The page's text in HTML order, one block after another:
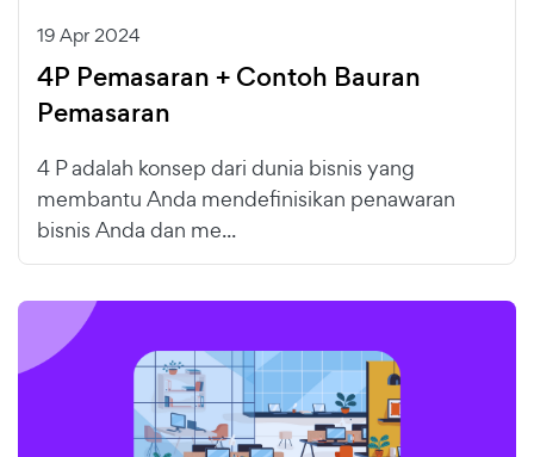
19 Apr 2024
4P Pemasaran + Contoh Bauran
Pemasaran
4 P adalah konsep dari dunia bisnis yang
membantu Anda mendefinisikan penawaran
bisnis Anda dan me...